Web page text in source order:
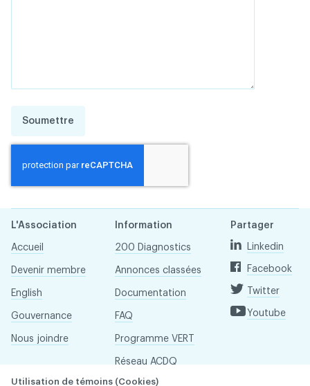
Soumettre
L'Association
Accueil
Devenir membre
English
Gouvernance
Nous joindre
Information
200 Diagnostics
Annonces classées
Documentation
FAQ
Programme VERT
Réseau ACDQ
Partager
Linkedin
Facebook
Twitter
Youtube
Utilisation de témoins (Cookies)